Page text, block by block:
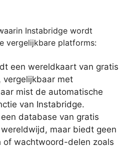
Instabridge wordt
vergelijkbare platforms:
een wereldkaart van gratis
vergelijkbaar met
mist de automatische
van Instabridge.
database van gratis
maar biedt geen
of wachtwoord-delen zoals